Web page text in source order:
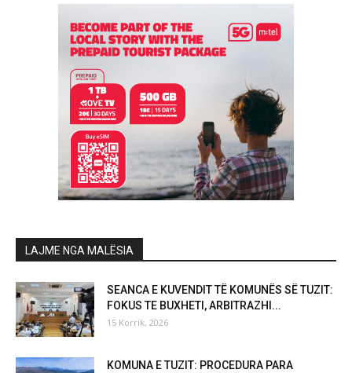
LAJME NGA MALËSIA
SEANCA E KUVENDIT TË KOMUNËS SË TUZIT:
FOKUS TE BUXHETI, ARBITRAZHI...
15 Korrik, 2026
KOMUNA E TUZIT: PROCEDURA PARA